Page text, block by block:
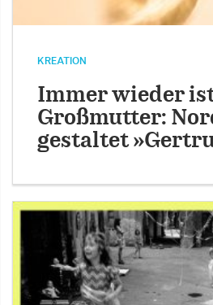
KREATION
Immer wieder
Großmutter:
gestaltet